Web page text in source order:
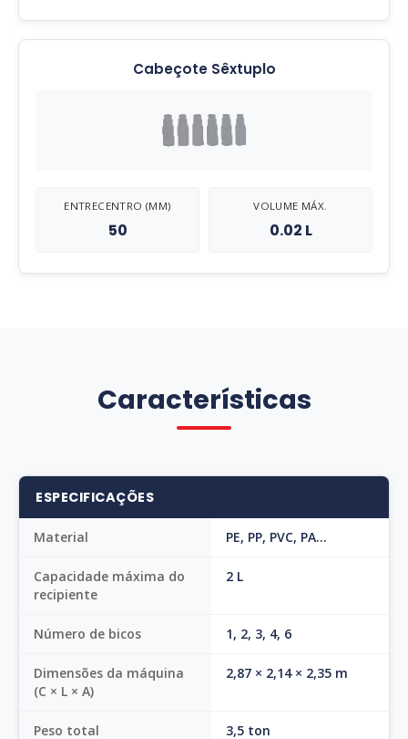
Cabeçote Sêxtuplo
ENTRECENTRO (MM)
50
VOLUME MÁX.
0.02 L
Características
ESPECIFICAÇÕES
Material PE, PP, PVC, PA...
Capacidade máxima do
recipiente
2 L
Número de bicos 1, 2, 3, 4, 6
Dimensões da máquina
(C × L × A)
2,87 × 2,14 × 2,35 m
Peso total 3,5 ton